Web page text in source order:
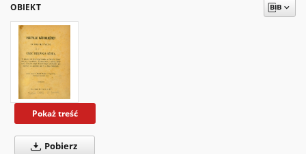
OBIEKT
Pokaż treść
Pobierz